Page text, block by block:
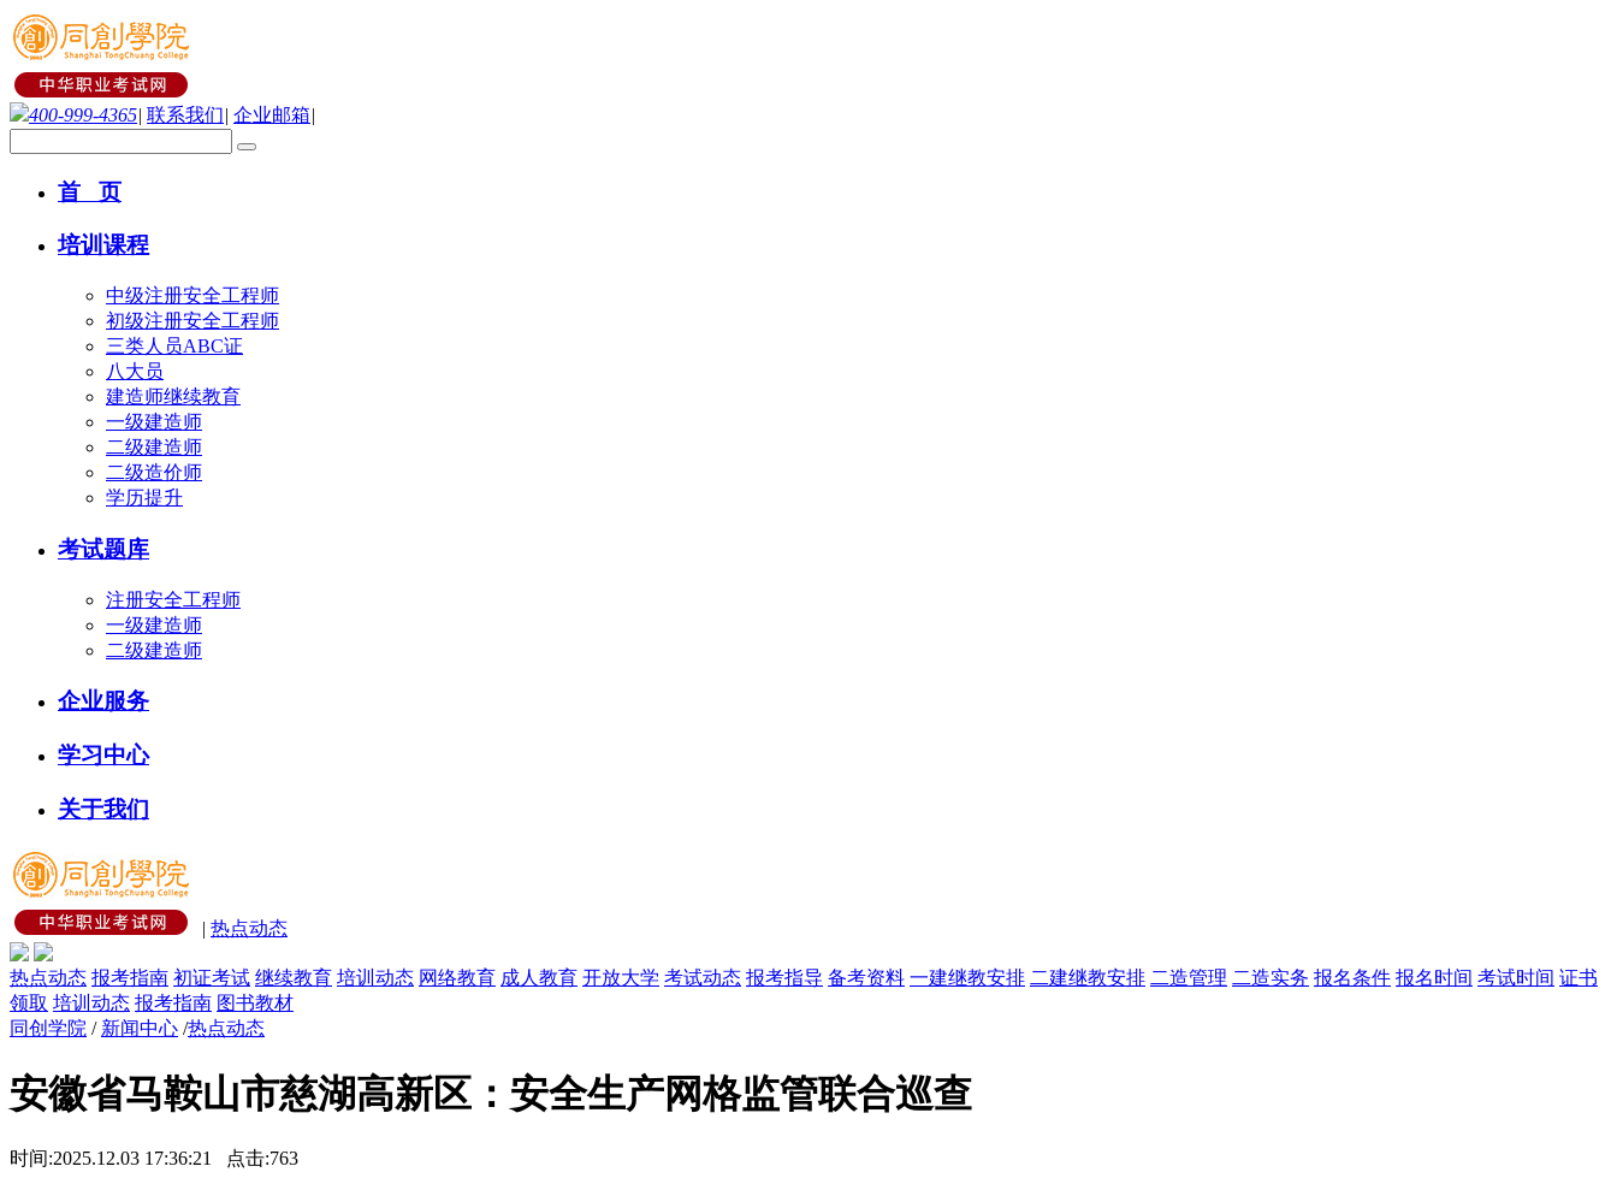
400-999-4365| 联系我们| 企业邮箱|
首 页
培训课程
中级注册安全工程师
初级注册安全工程师
三类人员ABC证
八大员
建造师继续教育
一级建造师
二级建造师
二级造价师
学历提升
考试题库
注册安全工程师
一级建造师
二级建造师
企业服务
学习中心
关于我们
热点动态
热点动态 报考指南 初证考试 继续教育 培训动态 网络教育 成人教育 开放大学 考试动态 报考指导 备考资料 一建继教安排 二建继教安排 二造管理 二造实务 报名条件 报名时间 考试时间 证书
领取 培训动态 报考指南 图书教材
同创学院 / 新闻中心 /热点动态
安徽省马鞍山市慈湖高新区：安全生产网格监管联合巡查
时间:2025.12.03 17:36:21 点击:763